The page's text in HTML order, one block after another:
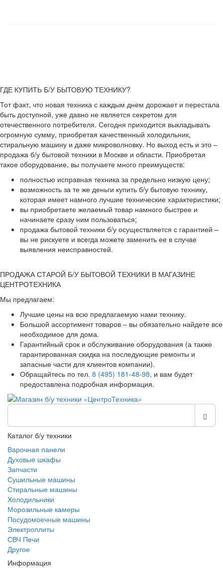
ГДЕ КУПИТЬ Б/У БЫТОВУЮ ТЕХНИКУ?
Тот факт, что новая техника с каждым днем дорожает и перестала
быть доступной, уже давно не является секретом для
отечественного потребителя. Сегодня приходится выкладывать
огромную сумму, приобретая качественный холодильник,
стиральную машину и даже микроволновку. Но выход есть и это –
продажа б/у бытовой техники в Москве и области. Приобретая
такое оборудование, вы получаете много преимуществ:
полностью исправная техника за предельно низкую цену;
возможность за те же деньги купить б/у бытовую технику,
которая имеет намного лучшие технические характеристики;
вы приобретаете желаемый товар намного быстрее и
начинаете сразу ним пользоваться;
продажа бытовой техники б/у осуществляется с гарантией –
вы не рискуете и всегда можете заменить ее в случае
выявления неисправностей.
ПРОДАЖА СТАРОЙ Б/У БЫТОВОЙ ТЕХНИКИ В МАГАЗИНЕ
ЦЕНТРОТЕХНИКА
Мы предлагаем:
Лучшие цены на всю предлагаемую нами технику.
Большой ассортимент товаров – вы обязательно найдете все
необходимое для дома.
Гарантийный срок и обслуживание оборудования (а также
гарантированная скидка на последующие ремонты и
запасные части для клиентов компании).
Обращайтесь по тел. 8 (495) 181-48-98, и вам будет
предоставлена подробная информация.
Каталог б/у техники
Варочная панели
Духовые шкафы
Запчасти
Сушильные машины
Стиральные машины
Холодильники
Морозильные камеры
Посудомоечные машины
Электроплиты
СВЧ Печи
Другое
Информация